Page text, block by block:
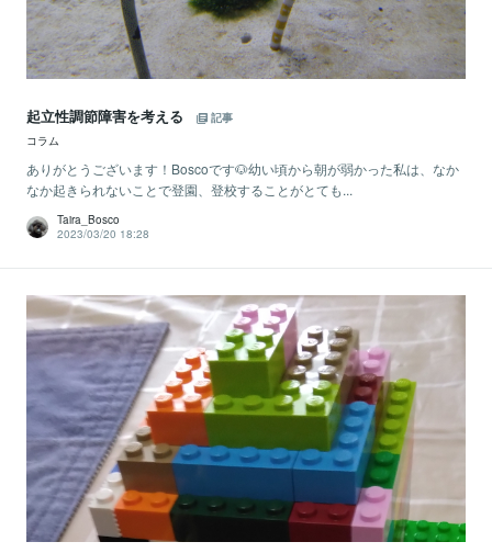
起立性調節障害を考える
記事
コラム
ありがとうございます！Boscoです🐶幼い頃から朝が弱かった私は、なか
なか起きられないことで登園、登校することがとても...
Taira_Bosco
2023/03/20 18:28